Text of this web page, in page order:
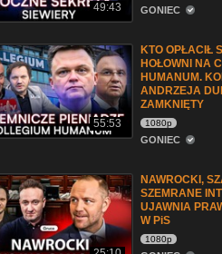
49:43 GONIEC
55:53
KTO OPŁACIŁ
HOŁOWNI NA
HUMANUM.
ANDRZEJA
ZAMKNIĘTY
1080p
GONIEC
NAWROCKI,
SZEMRANE
UJAWNIA
W PiS
1080p